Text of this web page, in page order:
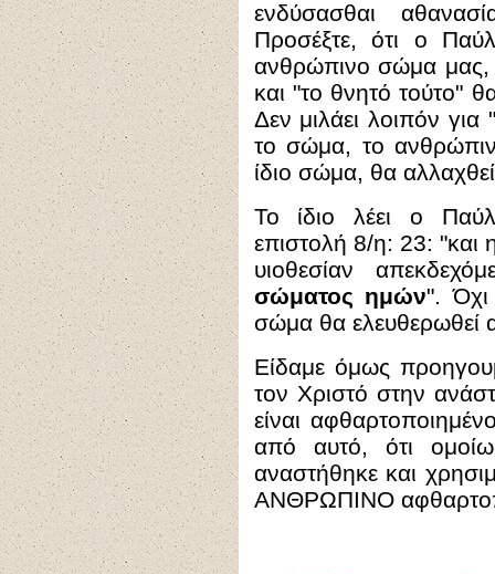
ενδύσασθαι
Προσέξτε, ότι ο
ανθρώπινο σώμα μας,
και "το θνητό τούτο"
Δεν μιλάει λοιπόν
το σώμα, το
ίδιο σώμα, θα
Το ίδιο λέει ο
επιστολή 8/η: 23: "και
υιοθεσίαν
σώματος ημών".
σώμα θα ελευθερωθεί
Είδαμε όμως
τον Χριστό στην
είναι
από αυτό, ότι
αναστήθηκε και
ΑΝΘΡΩΠΙΝΟ